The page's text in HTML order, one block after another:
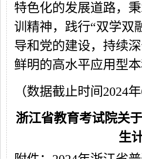
特色化的发展道路，
训精神，践行“双学双
导和党的建设，持续
鲜明的高水平应用型
（数据截止时间2024年
浙江省教育考试院关
生